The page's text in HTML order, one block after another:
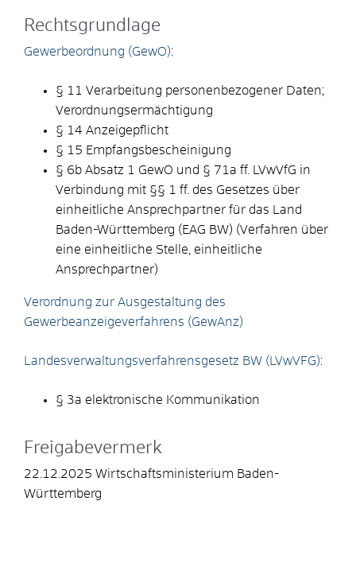
Rechtsgrundlage
Gewerbeordnung (GewO):
§ 11 Verarbeitung personenbezogener Daten;
Verordnungsermächtigung
§ 14 Anzeigepflicht
§ 15 Empfangsbescheinigung
§ 6b Absatz 1 GewO und § 71a ff. LVwVfG in
Verbindung mit §§ 1 ff. des Gesetzes über
einheitliche Ansprechpartner für das Land
Baden-Württemberg (EAG BW) (Verfahren über
eine einheitliche Stelle, einheitliche
Ansprechpartner)
Verordnung zur Ausgestaltung des
Gewerbeanzeigeverfahrens (GewAnz)
Landesverwaltungsverfahrensgesetz BW (LVwVFG):
§ 3a elektronische Kommunikation
Freigabevermerk
22.12.2025 Wirtschaftsministerium Baden-
Württemberg